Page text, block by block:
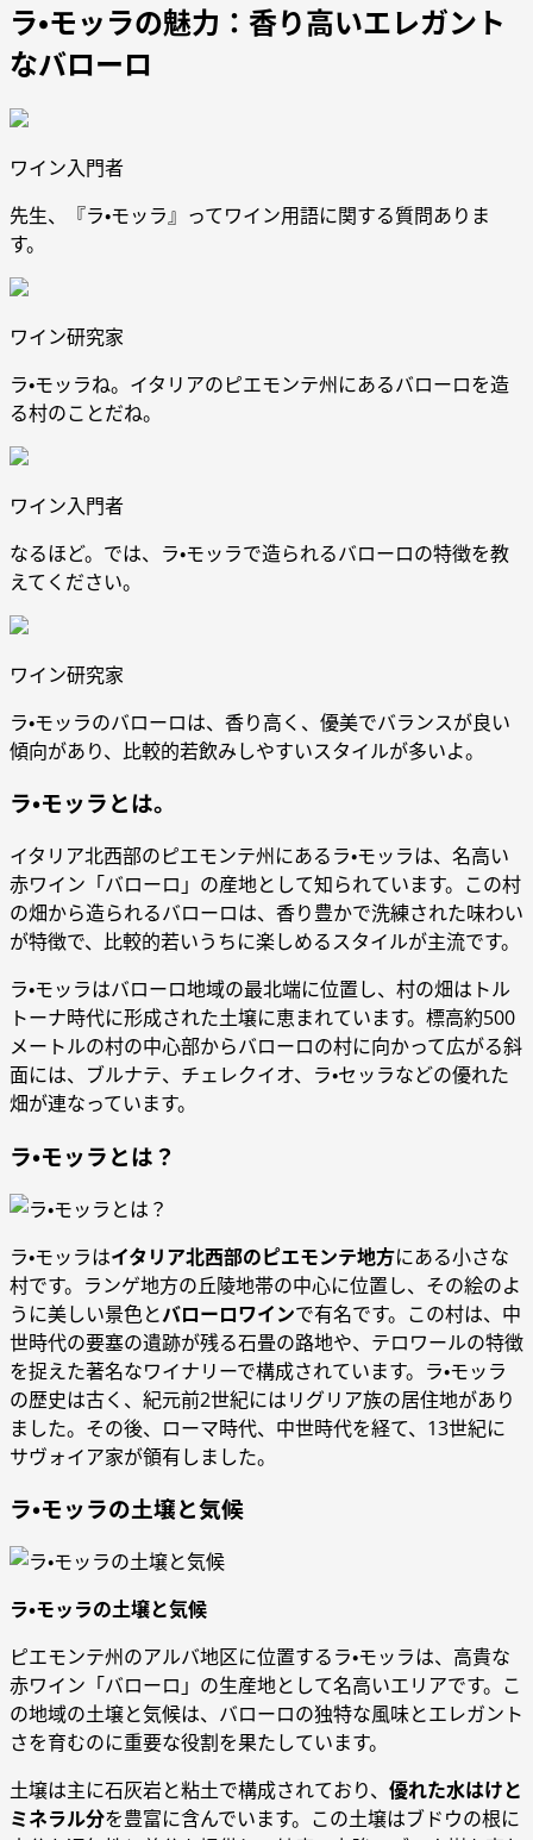
ラ・モッラの魅力：香り高いエレガント
なバローロ
ワイン入門者
先生、『ラ・モッラ』ってワイン用語に関する質問ありま
す。
ワイン研究家
ラ・モッラね。イタリアのピエモンテ州にあるバローロを造
る村のことだね。
ワイン入門者
なるほど。では、ラ・モッラで造られるバローロの特徴を教
えてください。
ワイン研究家
ラ・モッラのバローロは、香り高く、優美でバランスが良い
傾向があり、比較的若飲みしやすいスタイルが多いよ。
ラ・モッラとは。
イタリア北西部のピエモンテ州にあるラ・モッラは、名高い
赤ワイン「バローロ」の産地として知られています。この村
の畑から造られるバローロは、香り豊かで洗練された味わい
が特徴で、比較的若いうちに楽しめるスタイルが主流です。
ラ・モッラはバローロ地域の最北端に位置し、村の畑はトル
トーナ時代に形成された土壌に恵まれています。標高約500
メートルの村の中心部からバローロの村に向かって広がる斜
面には、ブルナテ、チェレクイオ、ラ・セッラなどの優れた
畑が連なっています。
ラ・モッラとは？
ラ・モッラはイタリア北西部のピエモンテ地方にある小さな
村です。ランゲ地方の丘陵地帯の中心に位置し、その絵のよ
うに美しい景色とバローロワインで有名です。この村は、中
世時代の要塞の遺跡が残る石畳の路地や、テロワールの特徴
を捉えた著名なワイナリーで構成されています。ラ・モッラ
の歴史は古く、紀元前2世紀にはリグリア族の居住地があり
ました。その後、ローマ時代、中世時代を経て、13世紀に
サヴォイア家が領有しました。
ラ・モッラの土壌と気候
ラ・モッラの土壌と気候
ピエモンテ州のアルバ地区に位置するラ・モッラは、高貴な
赤ワイン「バローロ」の生産地として名高いエリアです。こ
の地域の土壌と気候は、バローロの独特な風味とエレガント
さを育むのに重要な役割を果たしています。
土壌は主に石灰岩と粘土で構成されており、 優れた水はけと
ミネラル分を豊富に含んでいます。この土壌はブドウの根に